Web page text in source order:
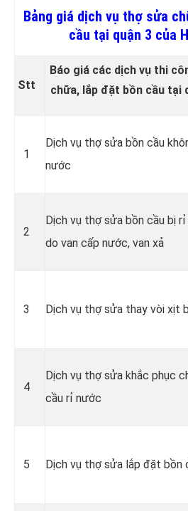
Bảng giá dịch vụ thợ sửa
cầu tại quận 3 của
Stt
Báo giá các dịch vụ thi
chữa, lắp đặt bồn cầu tại
1
Dịch vụ thợ sửa bồn cầu
nước
2
Dịch vụ thợ sửa bồn cầu bị
do van cấp nước, van xả
3 Dịch vụ thợ sửa thay vòi xịt
4
Dịch vụ thợ sửa khắc phục
cầu rỉ nước
5 Dịch vụ thợ sửa lắp đặt bồn